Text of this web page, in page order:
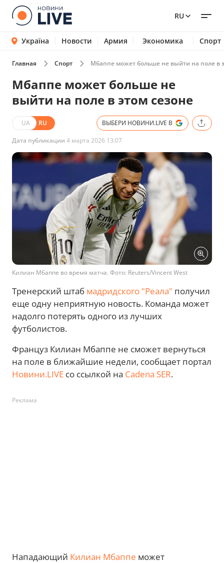
RU
Україна Новости Армия Экономика Спорт
Главная Спорт Мбаппе может больше не выйти на поле в
Мбаппе может больше не
выйти на поле в этом сезоне
UA RU ВЫБЕРИ НОВИНИ.LIVE В
Дата публикации 4 марта 2026 13:07
Килиан Мбаппе во время матча. Фото: Reuters/Vincent West
Тренерский штаб мадридского "Реала" получил
еще одну неприятную новость. Команда может
надолго потерять одного из лучших
футболистов.
Француз Килиан Мбаппе не сможет вернуться
на поле в ближайшие недели, сообщает портал
Новини.LIVE со ссылкой на Cadena SER.
Реклама
Нападающий Килиан Мбаппе может